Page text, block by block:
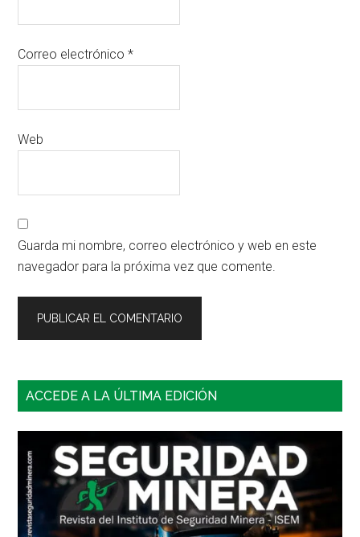
Correo electrónico*
Web
Guarda mi nombre, correo electrónico y web en este
navegador para la próxima vez que comente.
Barra
principal
ACCEDE A LA ÚLTIMA EDICIÓN